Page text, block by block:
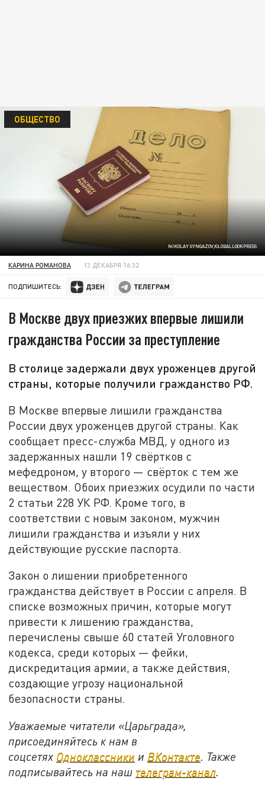
NIKOLAY GYNGAZOV/GLOBALLOOKPRESS
ОБЩЕСТВО
КАРИНА РОМАНОВА 13 ДЕКАБРЯ 16:32
ПОДПИШИТЕСЬ:
В Москве двух приезжих впервые лишили
гражданства России за преступление
В столице задержали двух уроженцев другой
страны, которые получили гражданство РФ.
В Москве впервые лишили гражданства
России двух уроженцев другой страны. Как
сообщает пресс-служба МВД, у одного из
задержанных нашли 19 свёртков с
мефедроном, у второго — свёрток с тем же
веществом. Обоих приезжих осудили по части
2 статьи 228 УК РФ. Кроме того, в
соответствии с новым законом, мужчин
лишили гражданства и изъяли у них
действующие русские паспорта.
Закон о лишении приобретенного
гражданства действует в России с апреля. В
списке возможных причин, которые могут
привести к лишению гражданства,
перечислены свыше 60 статей Уголовного
кодекса, среди которых — фейки,
дискредитация армии, а также действия,
создающие угрозу национальной
безопасности страны.
Уважаемые читатели «Царьграда»,
присоединяйтесь к нам в
соцсетях Одноклассники и ВКонтакте. Также
подписывайтесь на наш телеграм-канал.